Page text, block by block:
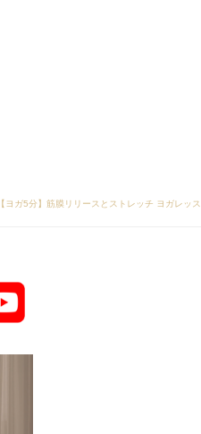
【ヨガ5分】筋膜リリースとストレッチ ヨガレッ